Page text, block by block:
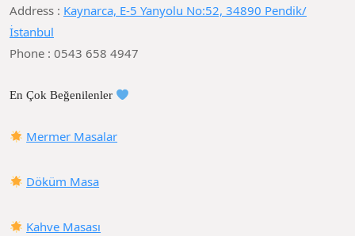
Address : Kaynarca, E-5 Yanyolu No:52, 34890 Pendik/
İstanbul
Phone : 0543 658 4947
En Çok Beğenilenler
Mermer Masalar
Döküm Masa
Kahve Masası